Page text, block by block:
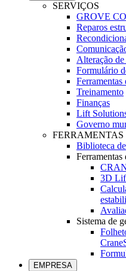
SERVIÇOS
GROVE
Reparos
Alteração
Formulário
Ferramentas
Treinamento
Finanças
Lift
Governo
FERRAMENTAS
Biblioteca
Ferramentas
3D
Sistema de
EMPRESA